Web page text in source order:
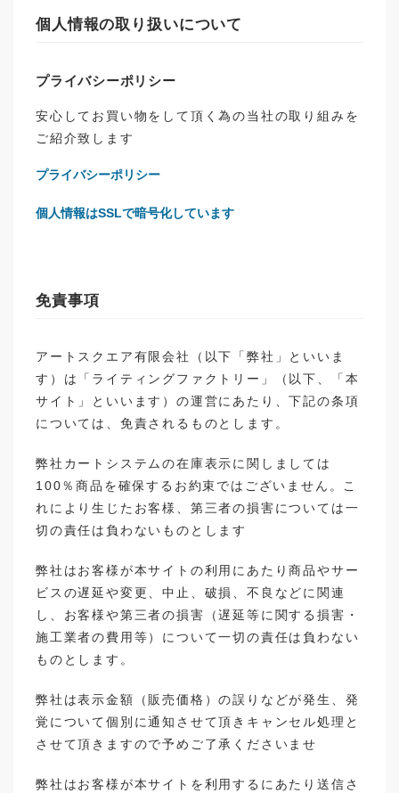
個人情報の取り扱いについて
プライバシーポリシー
安心してお買い物をして頂く為の当社の取り組みを
ご紹介致します
プライバシーポリシー
個人情報はSSLで暗号化しています
免責事項
アートスクエア有限会社（以下「弊社」といいま
す）は「ライティングファクトリー」（以下、「本
サイト」といいます）の運営にあたり、下記の条項
については、免責されるものとします。
弊社カートシステムの在庫表示に関しましては
100％商品を確保するお約束ではございません。こ
れにより生じたお客様、第三者の損害については一
切の責任は負わないものとします
弊社はお客様が本サイトの利用にあたり商品やサー
ビスの遅延や変更、中止、破損、不良などに関連
し、お客様や第三者の損害（遅延等に関する損害・
施工業者の費用等）について一切の責任は負わない
ものとします。
弊社は表示金額（販売価格）の誤りなどが発生、発
覚について個別に通知させて頂きキャンセル処理と
させて頂きますので予めご了承くださいませ
弊社はお客様が本サイトを利用するにあたり送信さ